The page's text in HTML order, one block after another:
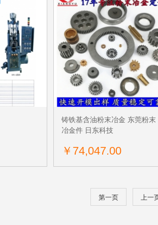
有限公司
获取底价
荣信粉末冶金厂
铸铁基含油粉末冶金 东莞粉末
冶金件 日东科技
￥74,047.00
获取底价
山东金石节能材料有限公司
第一页 上一